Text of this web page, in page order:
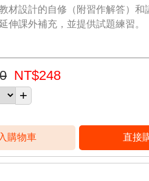
材設計的自修（附習作解答）和
伸課外補充，並提供試題練習。
NT$248